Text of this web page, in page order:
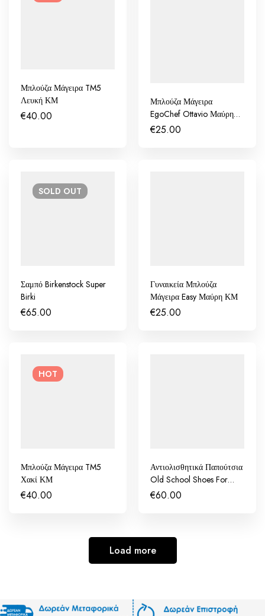
Μπλούζα Μάγειρα TM5
Λευκή ΚΜ
€40.00
Μπλούζα Μάγειρα
EgoChef Ottavio Μαύρη
ΚΜ
€25.00
SOLD OUT
Σαμπό Birkenstock Super
Birki
€65.00
Γυναικεία Μπλούζα
Μάγειρα Easy Μαύρη ΚΜ
€25.00
HOT
Μπλούζα Μάγειρα TM5
Χακί ΚΜ
€40.00
Αντιολισθητικά Παπούτσια
Old School Shoes For
Crews
€60.00
Load more